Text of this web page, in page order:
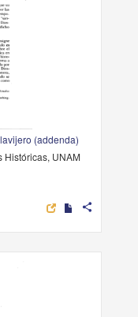
(addenda)
Históricas, UNAM
share